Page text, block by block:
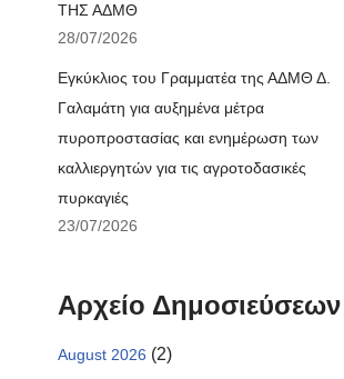
ΤΗΣ ΑΔΜΘ
28/07/2026
Εγκύκλιος του Γραμματέα της ΑΔΜΘ Δ.
Γαλαμάτη για αυξημένα μέτρα
πυροπροστασίας και ενημέρωση των
καλλιεργητών για τις αγροτοδασικές
πυρκαγιές
23/07/2026
Αρχείο Δημοσιεύσεων
August 2026 (2)